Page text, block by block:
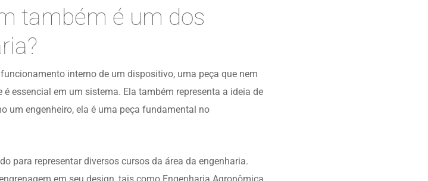
também é um dos
interno de um dispositivo, uma peça que nem
essencial em um sistema. Ela também representa a ideia de
um engenheiro, ela é uma peça fundamental no
para representar diversos cursos da área da engenharia.